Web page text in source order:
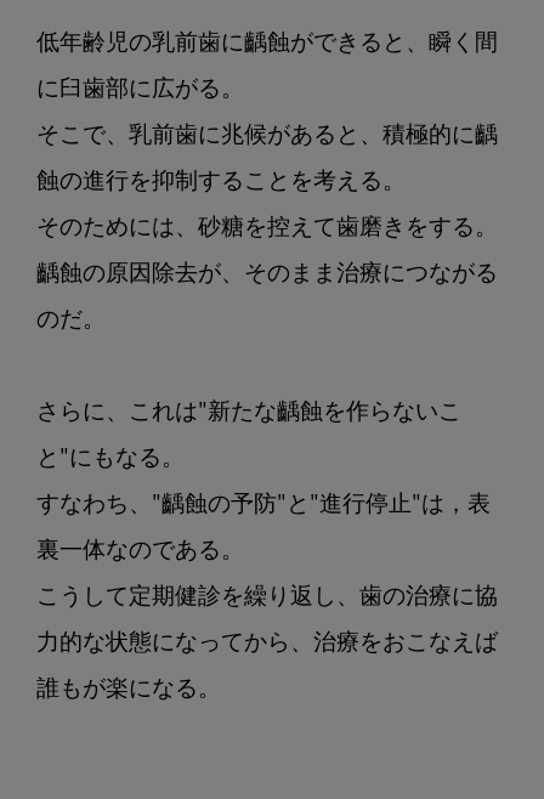
低年齢児の乳前歯に齲蝕ができると、瞬く間
に臼歯部に広がる。
そこで、乳前歯に兆候があると、積極的に齲
蝕の進行を抑制することを考える。
そのためには、砂糖を控えて歯磨きをする。
齲蝕の原因除去が、そのまま治療につながる
のだ。
さらに、これは"新たな齲蝕を作らないこ
と"にもなる。
すなわち、"齲蝕の予防"と"進行停止"は，表
裏一体なのである。
こうして定期健診を繰り返し、歯の治療に協
力的な状態になってから、治療をおこなえば
誰もが楽になる。